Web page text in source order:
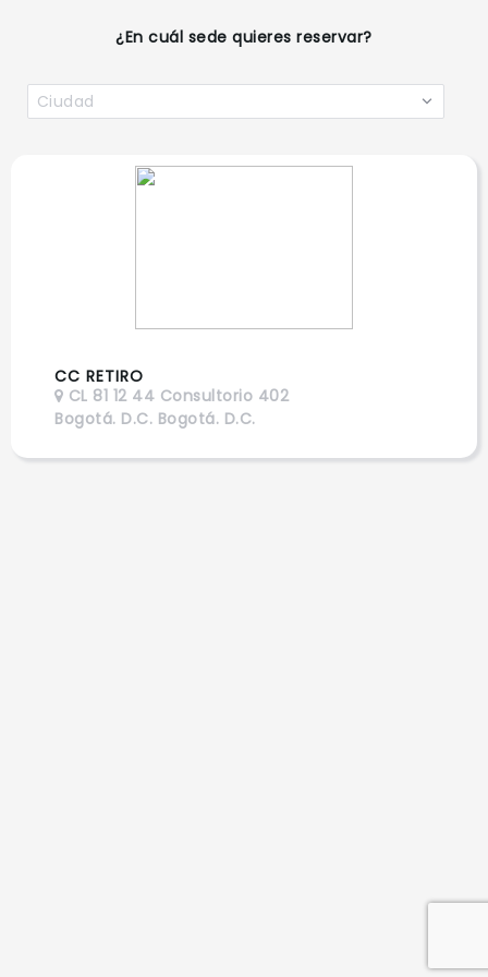
¿En cuál sede quieres reservar?
Ciudad
CC RETIRO
CL 81 12 44 Consultorio 402
Bogotá. D.C. Bogotá. D.C.